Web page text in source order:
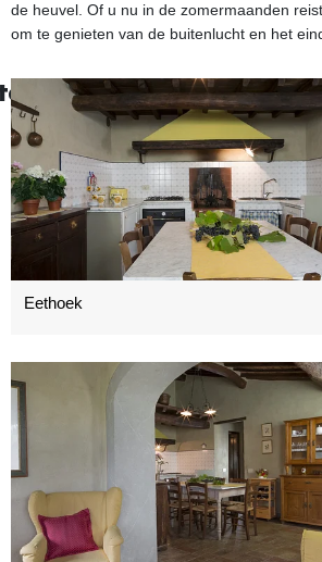
de heuvel. Of u nu in de zomermaanden
om te genieten van de buitenlucht en het
Eethoek